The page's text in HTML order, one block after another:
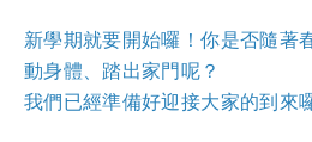
新學期就要開始囉！你是否隨著
動身體、踏出家門呢？
我們已經準備好迎接大家的到來